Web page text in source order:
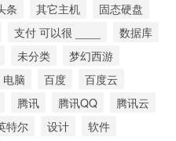
条 其它主机
固态硬盘
支付 可以很 ____
数据库
未分类
梦幻西游
电脑 百度
百度云
腾讯 腾讯QQ
腾讯云
特尔 设计
软件